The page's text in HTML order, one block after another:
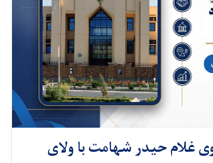
غلام حیدر شهامت با ولای